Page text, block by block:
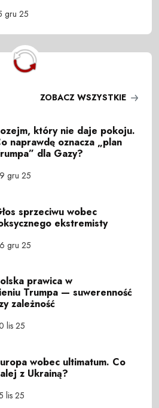
gru 25
ZOBACZ WSZYSTKIE
który nie daje pokoju.
naprawdę oznacza „plan
dla Gazy?
gru 25
sprzeciwu wobec
ekstremisty
gru 25
prawica w
Trumpa — suwerenność
zależność
lis 25
wobec ultimatum. Co
z Ukrainą?
lis 25